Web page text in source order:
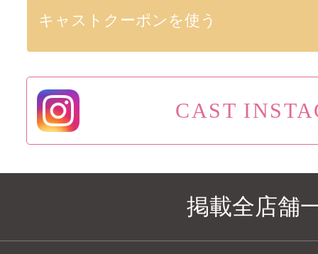
キャストクーポンを使う
CAST
掲載全店舗